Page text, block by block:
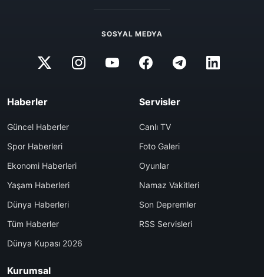
SOSYAL MEDYA
Haberler
Güncel Haberler
Spor Haberleri
Ekonomi Haberleri
Yaşam Haberleri
Dünya Haberleri
Tüm Haberler
Dünya Kupası 2026
Servisler
Canlı TV
Foto Galeri
Oyunlar
Namaz Vakitleri
Son Depremler
RSS Servisleri
Kurumsal